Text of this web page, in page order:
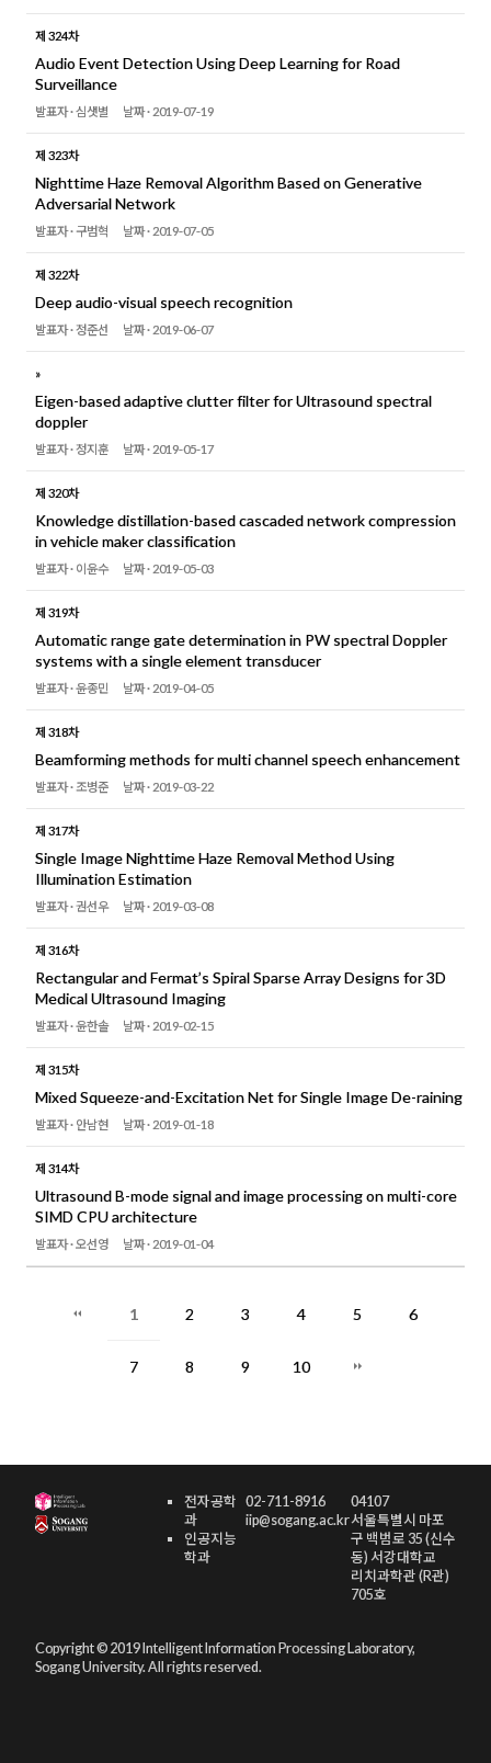
제 324차
Audio Event Detection Using Deep Learning for Road
Surveillance
발표자 ·심샛별 날짜 · 2019-07-19
제 323차
Nighttime Haze Removal Algorithm Based on Generative
Adversarial Network
발표자 ·구범혁 날짜 · 2019-07-05
제 322차
Deep audio-visual speech recognition
발표자 ·정준선 날짜 · 2019-06-07
»
Eigen-based adaptive clutter filter for Ultrasound spectral
doppler
발표자 ·정지훈 날짜 · 2019-05-17
제 320차
Knowledge distillation-based cascaded network compression
in vehicle maker classification
발표자 · 이윤수 날짜 · 2019-05-03
제 319차
Automatic range gate determination in PW spectral Doppler
systems with a single element transducer
발표자 ·윤종민 날짜 · 2019-04-05
제 318차
Beamforming methods for multi channel speech enhancement
발표자 · 조병준 날짜 · 2019-03-22
제 317차
Single Image Nighttime Haze Removal Method Using
Illumination Estimation
발표자 ·권선우 날짜 · 2019-03-08
제 316차
Rectangular and Fermat’s Spiral Sparse Array Designs for 3D
Medical Ultrasound Imaging
발표자 ·윤한솔 날짜 · 2019-02-15
제 315차
Mixed Squeeze-and-Excitation Net for Single Image De-raining
발표자 · 안남현 날짜 · 2019-01-18
제 314차
Ultrasound B-mode signal and image processing on multi-core
SIMD CPU architecture
발표자 · 오선영 날짜 · 2019-01-04
1 2 3 4 5 6
7 8 9 10
전자공학
과
인공지능
학과
02-711-8916
iip@sogang.ac.kr
04107
서울특별시 마포
구 백범로 35 (신수
동) 서강대학교
리치과학관 (R관)
705호
Copyright © 2019 Intelligent Information Processing Laboratory,
Sogang University. All rights reserved.